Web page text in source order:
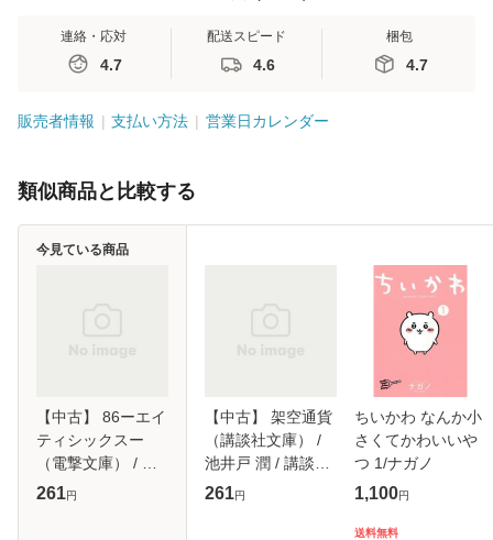
連絡・応対
4.7
配送スピード
4.6
梱包
4.7
販売者情報 支払い方法 営業日カレンダー
類似商品と比較する
【中古】 86ーエイ
ティシックスー
（電撃文庫） / 安
里 アサト /
261円
今見ている商品
【中古】 架空通貨
（講談社文庫） /
池井戸 潤 / 講談社
[文庫]【メール便送
261円
ちいかわ なんか小
さくてかわいいや
つ 1/ナガノ
1,100円
送料無料